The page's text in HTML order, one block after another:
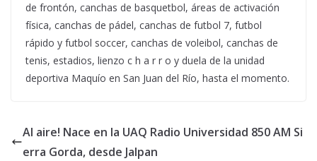
de frontón, canchas de basquetbol, áreas de activación
física, canchas de pádel, canchas de futbol 7, futbol
rápido y futbol soccer, canchas de voleibol, canchas de
tenis, estadios, lienzo c h a r r o y duela de la unidad
deportiva Maquío en San Juan del Río, hasta el momento.
Al aire! Nace en la UAQ Radio Universidad 850 AM Si
erra Gorda, desde Jalpan